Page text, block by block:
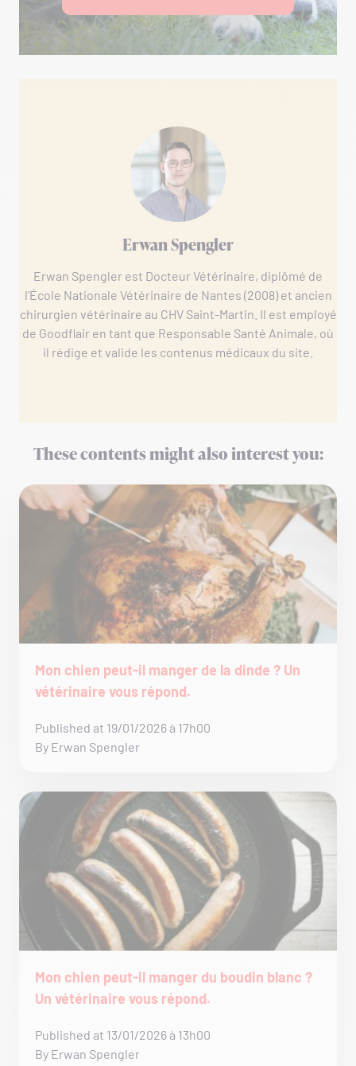
Erwan Spengler
Erwan Spengler est Docteur Vétérinaire, diplômé de
l'École Nationale Vétérinaire de Nantes (2008) et ancien
chirurgien vétérinaire au CHV Saint-Martin. Il est employé
de Goodflair en tant que Responsable Santé Animale, où
il rédige et valide les contenus médicaux du site.
These contents might also interest you:
Mon chien peut-il manger de la dinde ? Un
vétérinaire vous répond.
Published at 19/01/2026 à 17h00
By Erwan Spengler
Mon chien peut-il manger du boudin blanc ?
Un vétérinaire vous répond.
Published at 13/01/2026 à 13h00
By Erwan Spengler